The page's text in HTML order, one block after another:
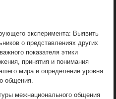
эксперимента: Выявить
о представлениях других
показателя этики
принятия и понимания
мира и определение уровня
общения.
межнационального общения